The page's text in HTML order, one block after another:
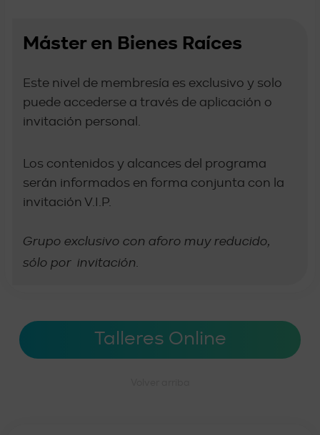
Máster en Bienes Raíces
Este nivel de membresía es exclusivo y solo
puede accederse a través de aplicación o
invitación personal.
Los contenidos y alcances del programa
serán informados en forma conjunta con la
invitación V.I.P.
Grupo exclusivo con aforo muy reducido,
sólo por invitación.
Talleres Online